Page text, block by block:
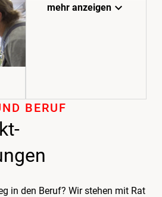
mehr anzeigenexpand_more
BERUF
in den Beruf? Wir stehen mit Rat